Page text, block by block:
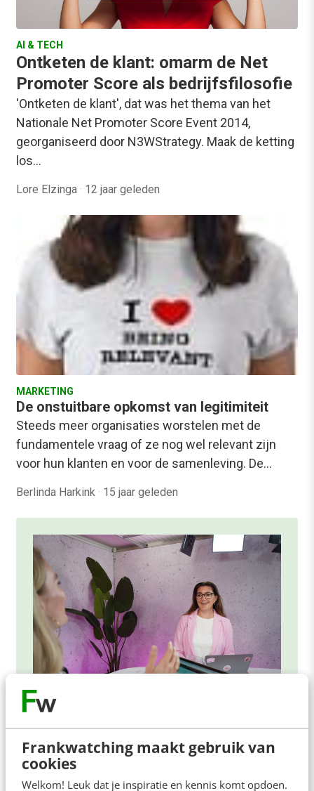
Frankwatching maakt gebruik van
cookies
Welkom! Leuk dat je inspiratie en kennis komt opdoen.
AI & TECH
Ontketen de klant: omarm de Net
Promoter Score als bedrijfsfilosofie
'Ontketen de klant', dat was het thema van het
Nationale Net Promoter Score Event 2014,
georganiseerd door N3WStrategy. Maak de ketting
los…
Lore Elzinga · 12 jaar geleden
MARKETING
De onstuitbare opkomst van legitimiteit
Steeds meer organisaties worstelen met de
fundamentele vraag of ze nog wel relevant zijn
voor hun klanten en voor de samenleving. De…
Berlinda Harkink · 15 jaar geleden
De nieuwe SEO- & GEO-
spelregels